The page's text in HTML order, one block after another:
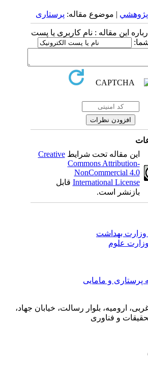
| موضوع مقاله:پرستاری
این مقاله : نام کاربری یا پست
این مقاله تحت شرایطCreative
Commons Attribution-
NonCommercial 4.0
International Licenseقابل
بازنشر است.
بهداشت
علوم
و مامایی
ارومیه، بلوار رسالت، خیابان جهاد،
و فناوری